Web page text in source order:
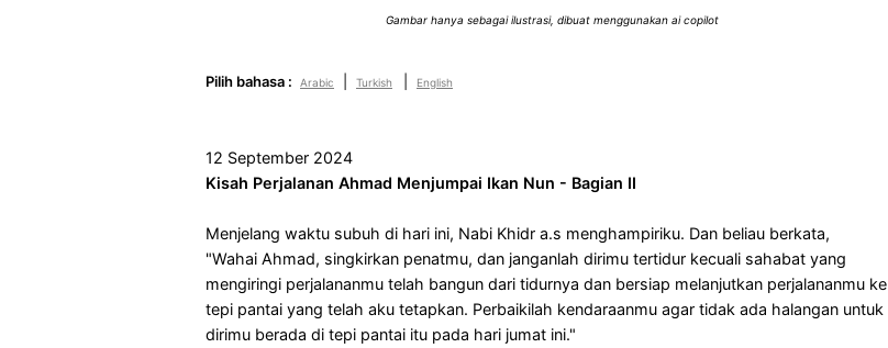
Gambar hanya sebagai ilustrasi, dibuat menggunakan ai copilot
Pilih bahasa : Arabic Turkish English
12 September 2024
Kisah Perjalanan Ahmad Menjumpai Ikan Nun - Bagian II
Menjelang waktu subuh di hari ini, Nabi Khidr a.s menghampiriku. Dan beliau berkata,
"Wahai Ahmad, singkirkan penatmu, dan janganlah dirimu tertidur kecuali sahabat yang
mengiringi perjalananmu telah bangun dari tidurnya dan bersiap melanjutkan perjalananmu ke
tepi pantai yang telah aku tetapkan. Perbaikilah kendaraanmu agar tidak ada halangan untuk
dirimu berada di tepi pantai itu pada hari jumat ini."